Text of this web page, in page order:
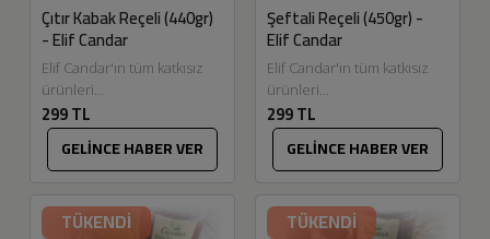
Çıtır Kabak Reçeli (440gr)
- Elif Candar
Elif Candar'ın tüm katkısız
ürünleri
Eskitadında.com'da. Reçel
yapmak bizim en keyif
aldığımız üretimlerden.
Meyvelerin seçiminden
tekniklerine...
299 TL
GELİNCE HABER VER
Şeftali Reçeli (450gr) -
Elif Candar
Elif Candar'ın tüm katkısız
ürünleri
Eskitadında.com'da.
Dalından topladığımız
şeftalilerimizle
hazırladığımız şekersiz
lezzeti bizce harika oldu...
299 TL
GELİNCE HABER VER
TÜKENDİ TÜKENDİ